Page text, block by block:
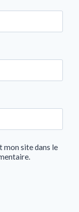
mon site dans le